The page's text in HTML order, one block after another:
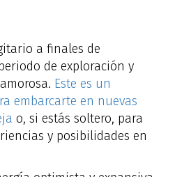
a finales de
de exploración y
Este es un
embarcarte en nuevas
o, si estás soltero, para
y posibilidades en